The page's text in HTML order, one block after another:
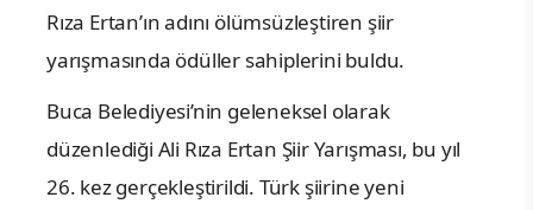
Rıza Ertan’ın adını ölümsüzleştiren şiir
yarışmasında ödüller sahiplerini buldu.
Buca Belediyesi’nin geleneksel olarak
düzenlediği Ali Rıza Ertan Şiir Yarışması, bu yıl
26. kez gerçekleştirildi. Türk şiirine yeni